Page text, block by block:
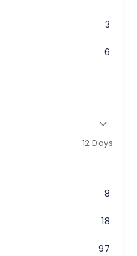
3
6
12 Days
8
18
97